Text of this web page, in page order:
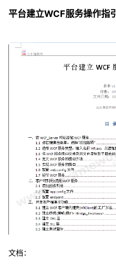
平台建立WCF服务操作指引
文档：